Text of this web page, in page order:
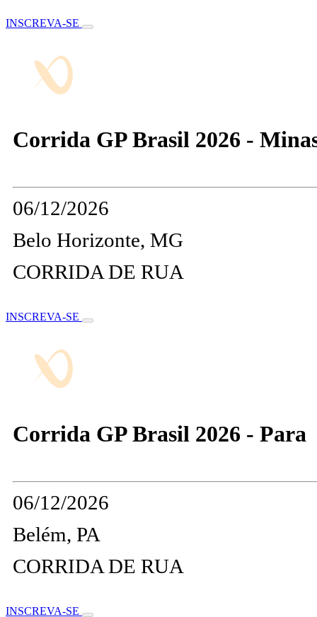
INSCREVA-SE
Corrida GP Brasil 2026 -
06/12/2026
Belo Horizonte, MG
CORRIDA DE RUA
INSCREVA-SE
Corrida GP Brasil 2026 - Para
06/12/2026
Belém, PA
CORRIDA DE RUA
INSCREVA-SE